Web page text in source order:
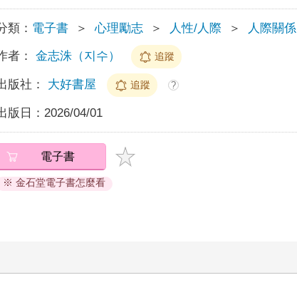
類： 電子書 ＞ 心理勵志 ＞ 人性/人際 ＞ 人際關係
者： 金志洙（지수） 追蹤
版社： 大好書屋 追蹤 ?
版日： 2026/04/01
電子書
※ 金石堂電子書怎麼看